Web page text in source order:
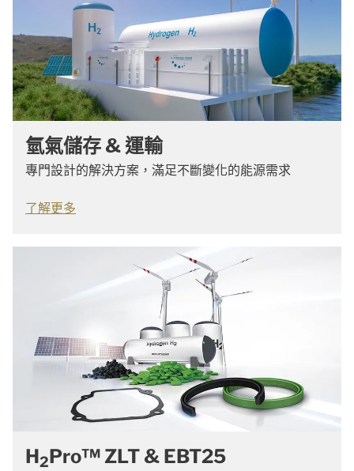
氫氣儲存 & 運輸
專門設計的解決方案，滿足不斷變化的能源需求
了解更多
H2Pro™ ZLT & EBT25